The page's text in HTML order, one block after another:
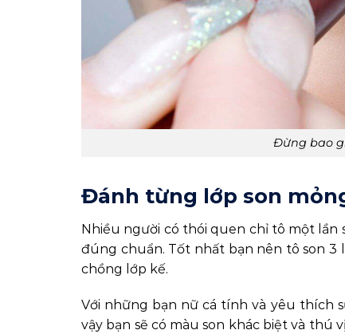
Đừng bao
Đánh từng lớp son
Nhiều người có thói quen chỉ tô một lần
đúng chuẩn. Tốt nhất bạn nên tô son 3
chồng lớp kế.
Với những bạn nữ cá tính và yêu thích
vậy bạn sẽ có màu son khác biệt và thú